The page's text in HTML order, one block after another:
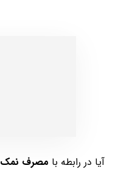
آیا در رابطه با مصرف نمک